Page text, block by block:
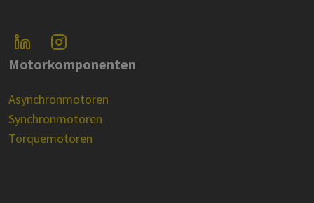
Motorkomponenten
Asynchronmotoren
Synchronmotoren
Torquemotoren